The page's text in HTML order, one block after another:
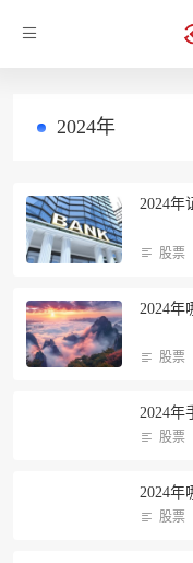
2024年
2024年
股票
2024年
股票
2024年
股票
2024年
股票